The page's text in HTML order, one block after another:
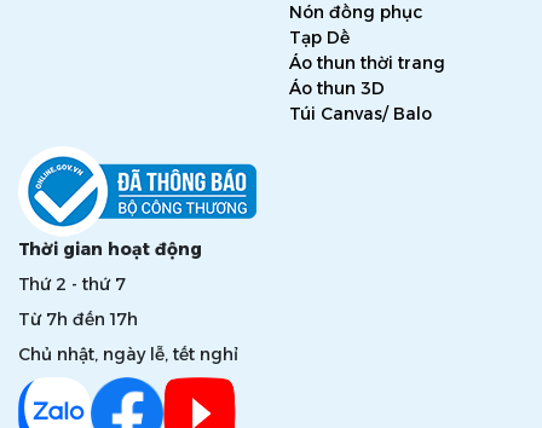
Nón đồng phục
Tạp Dề
Áo thun thời trang
Áo thun 3D
Túi Canvas/ Balo
Thời gian hoạt động
Thứ 2 - thứ 7
Từ 7h đến 17h
Chủ nhật, ngày lễ, tết nghỉ